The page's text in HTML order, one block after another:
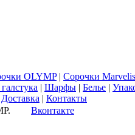
OLYMP| Сорочки Marvelis
| Шарфы | Белье |
Доставка | Контакты
Вконтакте